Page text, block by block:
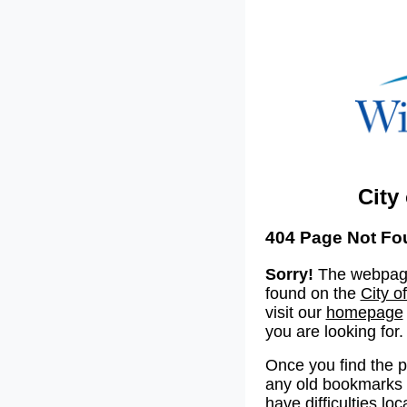
City
404 Page Not
Sorry! The
found on the City
visit our homepage
you are looking for.
Once you find the
any old
have difficulties